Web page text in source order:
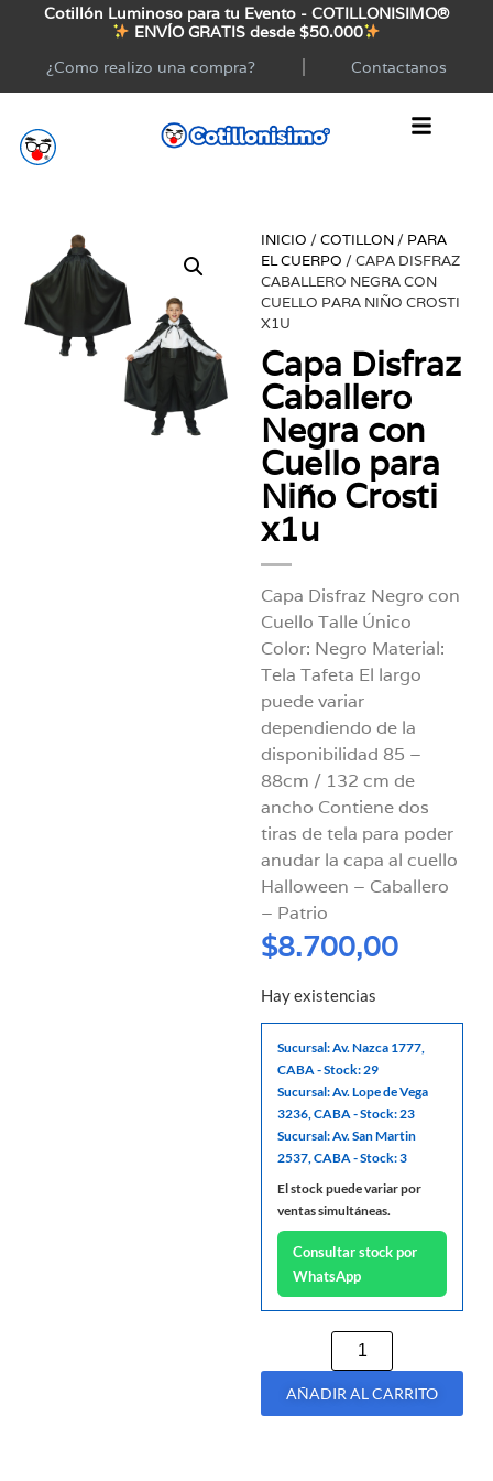
Cotillón Luminoso para tu Evento - COTILLONISIMO®
ENVÍO GRATIS desde $50.000
¿Como realizo una compra?
Contactanos
INICIO /COTILLON / PARA
EL CUERPO / CAPA DISFRAZ
CABALLERO NEGRA CON
CUELLO PARA NIÑO CROSTI
X1U
Capa Disfraz
Caballero
Negra con
Cuello para
Niño Crosti
x1u
Capa Disfraz Negro con
Cuello Talle Único
Color: Negro Material:
Tela Tafeta El largo
puede variar
dependiendo de la
disponibilidad 85 –
88cm / 132 cm de
ancho Contiene dos
tiras de tela para poder
anudar la capa al cuello
Halloween – Caballero
– Patrio
$8.700,00
Hay existencias
Sucursal: Av. Nazca 1777,
CABA - Stock: 29
Sucursal: Av. Lope de Vega
3236, CABA - Stock: 23
Sucursal: Av. San Martin
2537, CABA - Stock: 3
El stock puede variar por
ventas simultáneas.
Consultar stock por
WhatsApp
AÑADIR AL CARRITO